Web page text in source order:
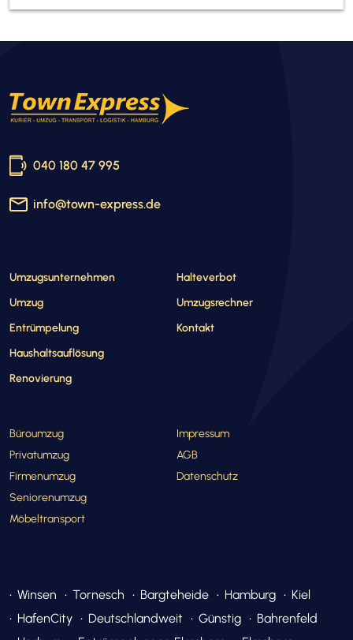
040 180 47 995
info@town-express.de
Umzugsunternehmen
Umzug
Entrümpelung
Haushaltsauflösung
Renovierung
Halteverbot
Umzugsrechner
Kontakt
Büroumzug
Privatumzug
Firmenumzug
Seniorenumzug
Möbeltransport
Impressum
AGB
Datenschutz
Winsen Tornesch Bargteheide Hamburg
Kiel
HafenCity
Deutschlandweit Günstig
Bahrenfeld